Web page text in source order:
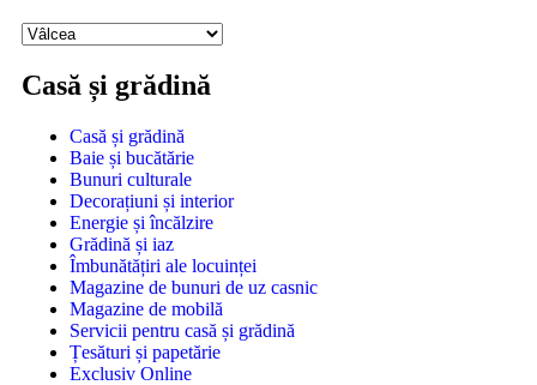
Casă și grădină
Casă și grădină
Baie și bucătărie
Bunuri culturale
Decorațiuni și interior
Energie și încălzire
Grădină și iaz
Îmbunătățiri ale locuinței
Magazine de bunuri de uz casnic
Magazine de mobilă
Servicii pentru casă și grădină
Țesături și papetărie
Exclusiv Online